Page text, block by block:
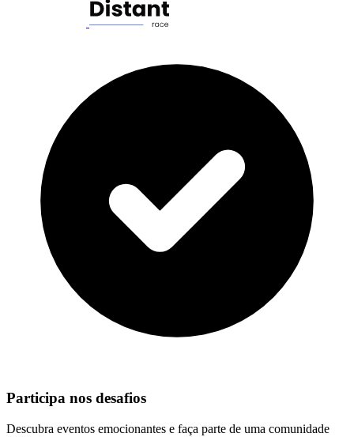
Participa nos desafios
Descubra eventos emocionantes e faça parte de uma comunidade